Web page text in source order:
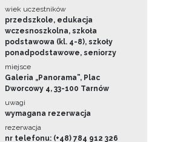
wiek uczestników
przedszkole, edukacja
wczesnoszkolna, szkoła
podstawowa (kl. 4-8), szkoły
ponadpodstawowe, seniorzy
miejsce
Galeria „Panorama”, Plac
Dworcowy 4, 33-100 Tarnów
uwagi
wymagana rezerwacja
rezerwacja
nr telefonu: (+48) 784 912 326